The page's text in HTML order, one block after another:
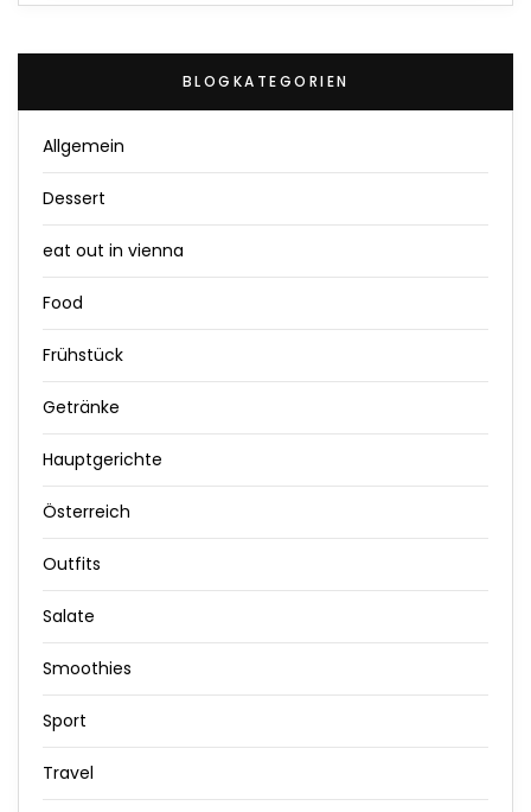
BLOGKATEGORIEN
Allgemein
Dessert
eat out in vienna
Food
Frühstück
Getränke
Hauptgerichte
Österreich
Outfits
Salate
Smoothies
Sport
Travel